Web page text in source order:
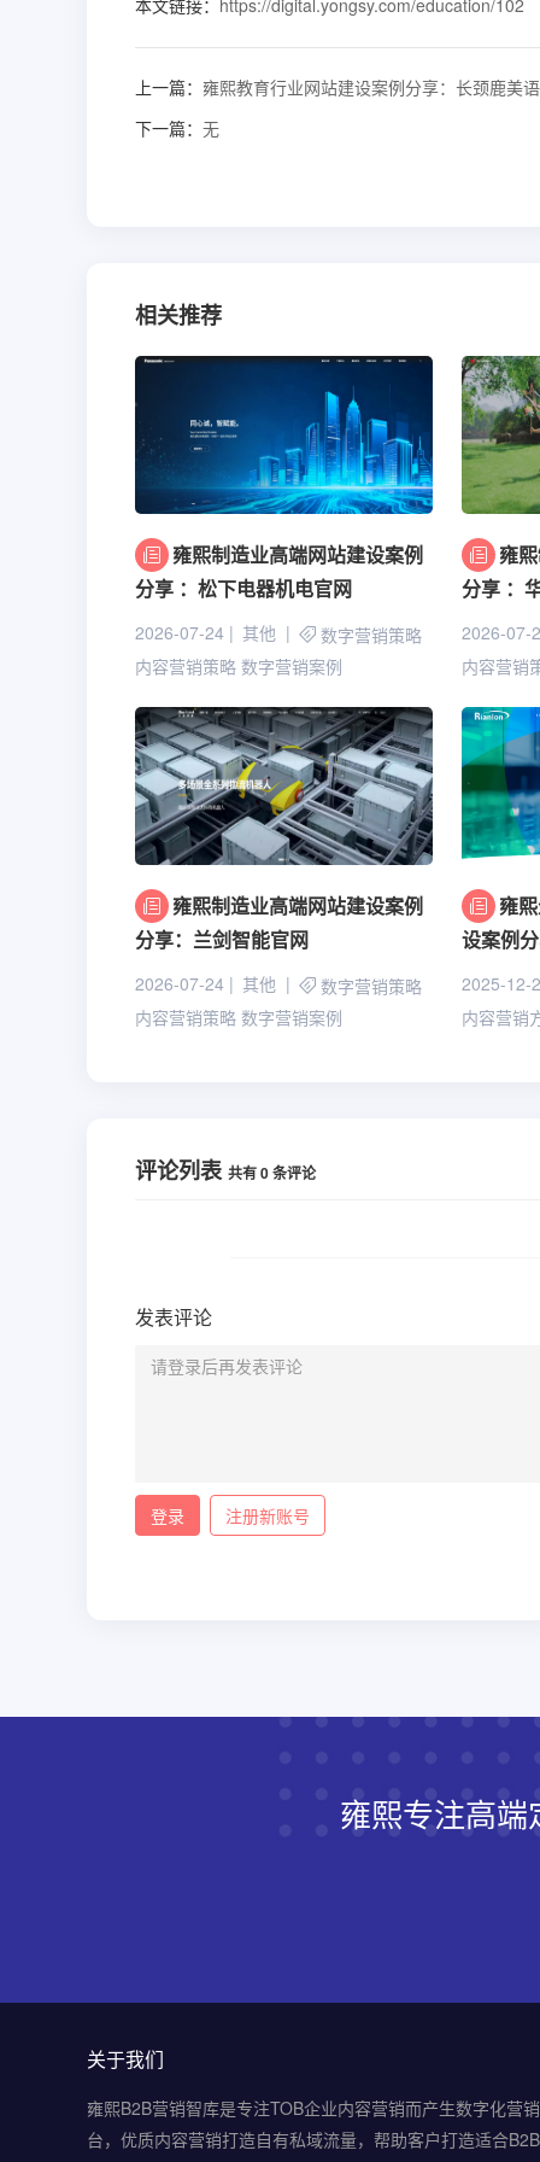
本文链接： https://digital.yongsy.com/education/102
上一篇： 雍熙教育行业网站建设案例分享：长颈鹿美
下一篇： 无
相关推荐
雍熙制造业高端网站建设案例
分享 ：松下电器机电官网
2026-07-24 其他
数字营销策略
内容营销策略 数字营销案例
雍
分享 ：
2026-07-
内容营销
雍熙制造业高端网站建设案例
分享：兰剑智能官网
2026-07-24 其他
数字营销策略
内容营销策略 数字营销案例
雍
设案例
2025-12-
内容营销
评论列表 共有0条评论
发表评论
登录 注册新账号
雍熙专注高
关于我们
雍熙B2B营销智库是专注TOB企业内容营销而产生数字化营
台，优质内容营销打造自有私域流量，帮助客户打造适合